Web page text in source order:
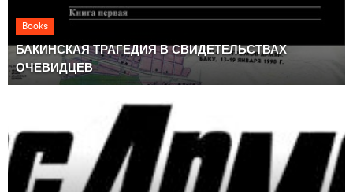
Books
БАКИНСКАЯ ТРАГЕДИЯ В СВИДЕТЕЛЬСТВАХ
ОЧЕВИДЦЕВ